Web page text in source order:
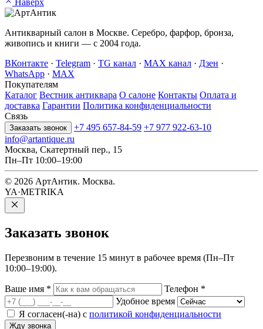
Наверх
Антикварный салон в Москве. Серебро, фарфор, бронза,
живопись и книги — с 2004 года.
ВКонтакте · Telegram · TG канал · MAX канал · Дзен ·
WhatsApp · MAX
Покупателям
Каталог Вестник антиквара О салоне Контакты Оплата и
доставка Гарантии Политика конфиденциальности
Связь
Заказать звонок +7 495 657-84-59 +7 977 922-63-10
info@artantique.ru
Москва, Скатертный пер., 15
Пн–Пт 10:00–19:00
© 2026 АртАнтик. Москва.
YA·METRIKA
Заказать звонок
Перезвоним в течение 15 минут в рабочее время (Пн–Пт
10:00–19:00).
Ваше имя * Телефон *
Удобное время
Я согласен(-на) с политикой конфиденциальности
Жду звонка